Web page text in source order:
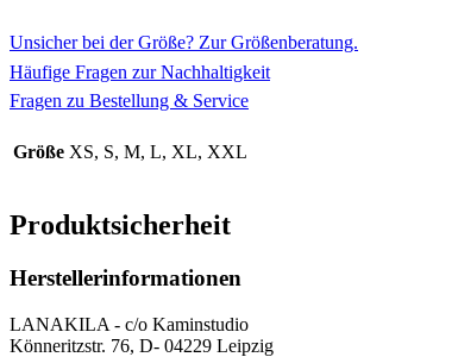
Unsicher bei der Größe? Zur Größenberatung.
Häufige Fragen zur Nachhaltigkeit
Fragen zu Bestellung & Service
Größe XS, S, M, L, XL, XXL
Produktsicherheit
Herstellerinformationen
LANAKILA - c/o Kaminstudio
Könneritzstr. 76, D- 04229 Leipzig